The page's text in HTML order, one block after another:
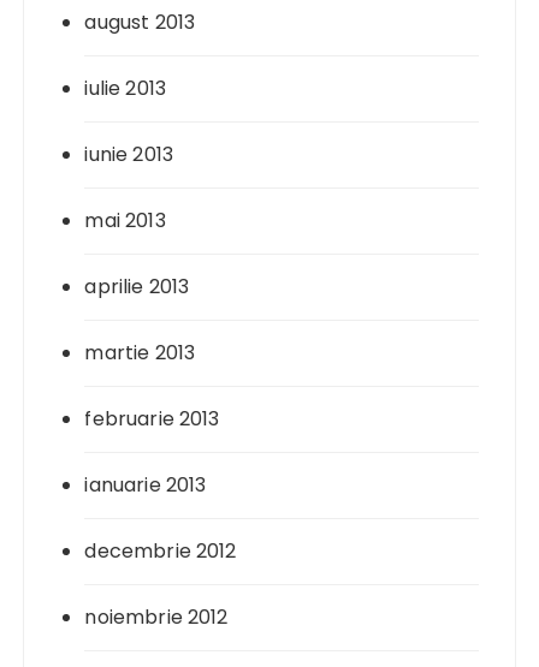
august 2013
iulie 2013
iunie 2013
mai 2013
aprilie 2013
martie 2013
februarie 2013
ianuarie 2013
decembrie 2012
noiembrie 2012